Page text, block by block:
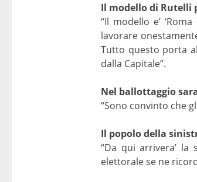
Il modello di Rutelli
“Il modello e’
lavorare
Tutto questo porta
dalla Capitale”.
Nel ballottaggio
“Sono convinto che
Il popolo della
“Da qui arrivera’
elettorale se ne